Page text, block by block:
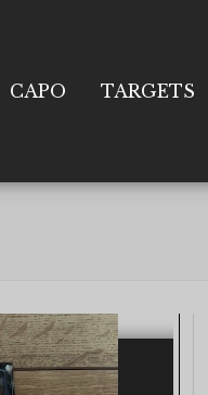
CAPO TARGETS